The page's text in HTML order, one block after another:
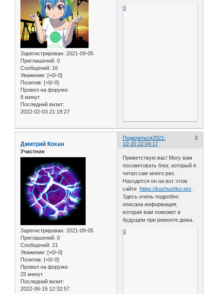
Зарегистрирован: 2021-09-05
Приглашений: 0
Сообщений: 16
Уважение: [+0/-0]
Позитив: [+0/-0]
Провел на форуме:
8 минут
Последний визит:
2022-02-03 21:19:27
0
Поделиться 3
2021-
10-20 22:04:17
Дмитрий Кохан
Участник
Зарегистрирован: 2021-09-05
Приглашений: 0
Сообщений: 21
Уважение: [+0/-0]
Позитив: [+0/-0]
Провел на форуме:
25 минут
Последний визит:
2022-06-15 12:32:57
Приветствую вас! Могу вам
посоветовать блог, который я
читал сам много раз.
Находится он на вот этом
сайте https://kozhushko.pro .
Здесь очень подробно
описана информация,
которая вам поможет в
будущем при ремонте дома.
0